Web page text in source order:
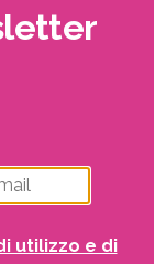
utilizzo e di